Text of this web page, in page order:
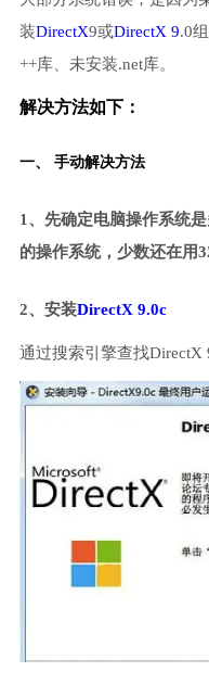
装DirectX9或DirectX 9.0
++库、未安装.net库。
解决方法如下：
一、 手动解决方法
1、先确定电脑操作系统
的操作系统，少数还在用
2、安装DirectX 9.0c
通过搜索引擎查找DirectX